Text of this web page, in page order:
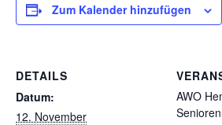
Zum Kalender hinzufügen
DETAILS
Datum:
12. November
AWO